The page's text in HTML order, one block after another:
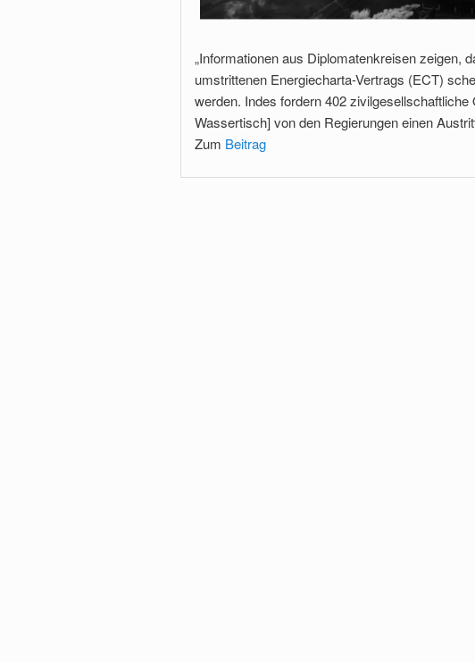
„Informationen aus Diplomatenkreisen zeigen,
umstrittenen Energiecharta-Vertrags (ECT)
werden. Indes fordern 402
Wassertisch] von den Regierungen einen
Zum Beitrag